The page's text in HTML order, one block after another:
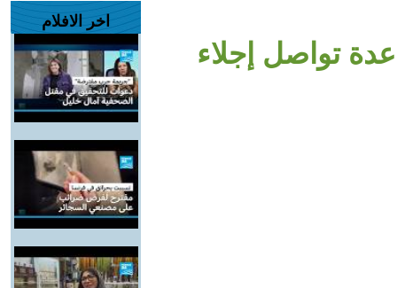
تواصل إجلاء
اخر الافلام